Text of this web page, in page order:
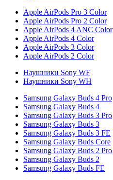
Apple AirPods Pro 3 Color
Apple AirPods Pro 2 Color
Apple AirPods 4 ANC Color
Apple AirPods 4 Color
Apple AirPods 3 Color
Apple AirPods 2 Color
Наушники Sony WF
Наушники Sony WH
Samsung Galaxy Buds 4 Pro
Samsung Galaxy Buds 4
Samsung Galaxy Buds 3 Pro
Samsung Galaxy Buds 3
Samsung Galaxy Buds 3 FE
Samsung Galaxy Buds Core
Samsung Galaxy Buds 2 Pro
Samsung Galaxy Buds 2
Samsung Galaxy Buds FE